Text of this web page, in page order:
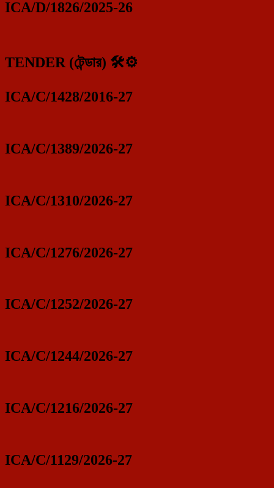
ICA/D/1826/2025-26
TENDER (টেন্ডার) 🛠️⚙️
ICA/C/1428/2016-27
ICA/C/1389/2026-27
ICA/C/1310/2026-27
ICA/C/1276/2026-27
ICA/C/1252/2026-27
ICA/C/1244/2026-27
ICA/C/1216/2026-27
ICA/C/1129/2026-27